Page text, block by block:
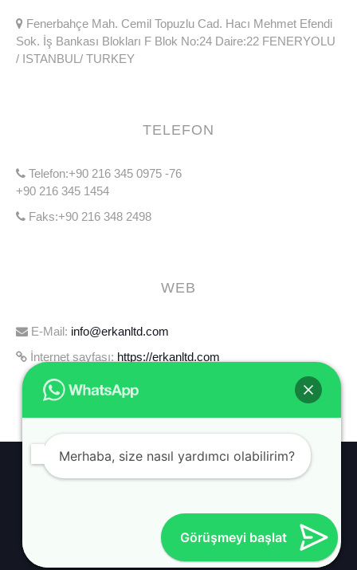
Fenerbahçe Mah. Cemil Topuzlu Cad. Hacı Mehmet Efendi
Sok. İş Bankası Blokları F Blok No:24 Daire:22 FENERYOLU
/ ISTANBUL/ TURKEY
TELEFON
Telefon:+90 216 345 0975 -76
+90 216 345 1454
Faks:+90 216 348 2498
WEB
E-Mail: info@erkanltd.com
İnternet sayfası: https://erkanltd.com
HABERLER
İLETIŞIM
© 2026 ERKAN MIMARLIK BY LIMONSS.COM
Merhaba, size nasıl yardımcı olabilirim?
Görüşmeyi başlat